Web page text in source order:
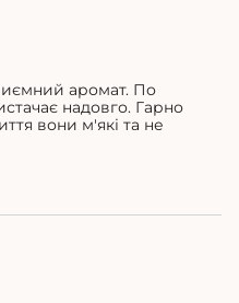
аромат. По
надовго. Гарно
вони м'які та не